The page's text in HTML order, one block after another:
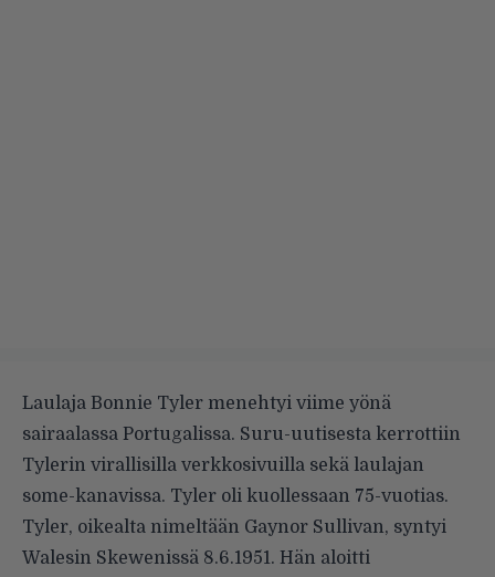
Laulaja Bonnie Tyler menehtyi viime yönä
sairaalassa Portugalissa. Suru-uutisesta kerrottiin
Tylerin virallisilla verkkosivuilla sekä laulajan
some-kanavissa. Tyler oli kuollessaan 75-vuotias.
Tyler, oikealta nimeltään Gaynor Sullivan, syntyi
Walesin Skewenissä 8.6.1951. Hän aloitti